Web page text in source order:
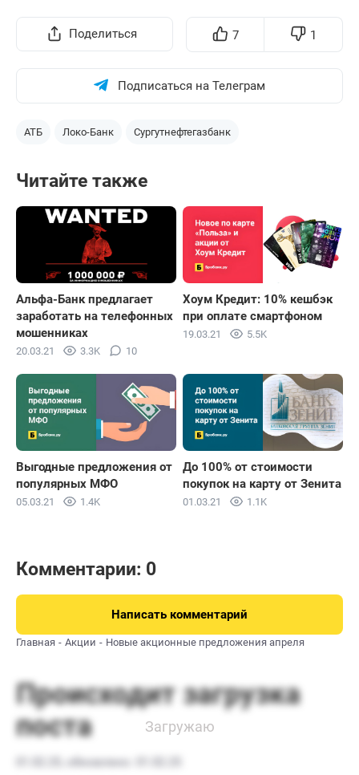
Поделиться 7 1
Подписаться на Телеграм
АТБ Локо-Банк Сургутнефтегазбанк
Читайте также
Альфа-Банк предлагает
заработать на телефонных
мошенниках
20.03.21 3.3K 10
Хоум Кредит: 10% кешбэк
при оплате смартфоном
19.03.21 5.5K
Выгодные предложения от
популярных МФО
05.03.21 1.4K
До 100% от стоимости
покупок на карту от Зенита
01.03.21 1.1K
Комментарии: 0
Написать комментарий
Главная Акции Новые акционные предложения апреля